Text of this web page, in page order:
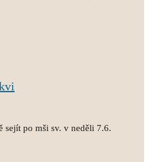
sejít po mši sv. v neděli 7.6.